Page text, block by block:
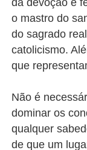
da devoção e
o mastro do
do sagrado
catolicismo.
que
Não é
dominar os
qualquer
de que um